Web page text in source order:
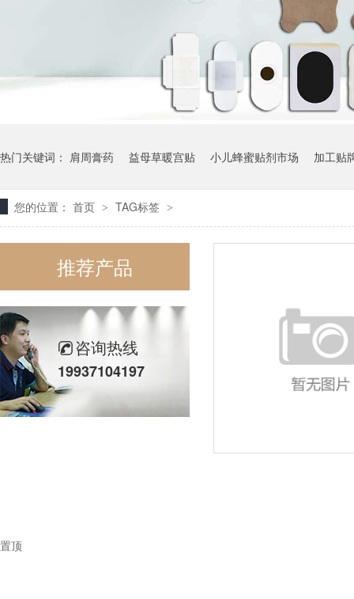
热门关键词： 肩周膏药 益母草暖宫贴 小儿蜂蜜贴剂市场 加工贴
您的位置： 首页 > TAG标签 >
推荐产品
咨询热线
19937104197
置顶